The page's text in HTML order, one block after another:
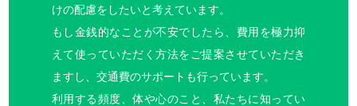
けの配慮をしたいと考えています。
もし金銭的なことが不安でしたら、費用を極力抑
えて使っていただく方法をご提案させていただき
ますし、交通費のサポートも行っています。
利用する頻度、体や心のこと、私たちに知ってい